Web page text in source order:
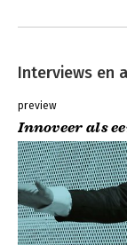
Interviews en
preview
Innoveer als